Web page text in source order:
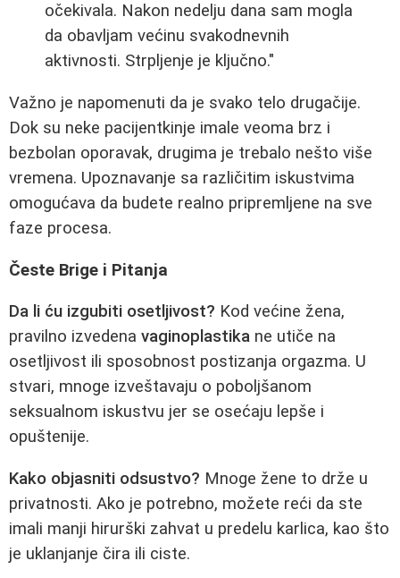
očekivala. Nakon nedelju dana sam mogla
da obavljam većinu svakodnevnih
aktivnosti. Strpljenje je ključno."
Važno je napomenuti da je svako telo drugačije.
Dok su neke pacijentkinje imale veoma brz i
bezbolan oporavak, drugima je trebalo nešto više
vremena. Upoznavanje sa različitim iskustvima
omogućava da budete realno pripremljene na sve
faze procesa.
Česte Brige i Pitanja
Da li ću izgubiti osetljivost? Kod većine žena,
pravilno izvedena vaginoplastika ne utiče na
osetljivost ili sposobnost postizanja orgazma. U
stvari, mnoge izveštavaju o poboljšanom
seksualnom iskustvu jer se osećaju lepše i
opuštenije.
Kako objasniti odsustvo? Mnoge žene to drže u
privatnosti. Ako je potrebno, možete reći da ste
imali manji hirurški zahvat u predelu karlica, kao što
je uklanjanje čira ili ciste.